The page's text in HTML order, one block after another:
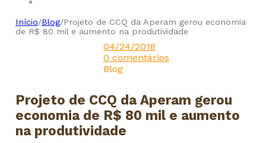
Início/Blog/Projeto de CCQ da Aperam gerou economia
de R$ 80 mil e aumento na produtividade
04/24/2018
0 comentários
Blog
Projeto de CCQ da Aperam gerou
economia de R$ 80 mil e aumento
na produtividade